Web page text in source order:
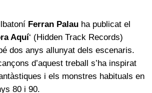
Ferran Palau ha publicat el
Aquí‘ (Hidden Track Records)
dos anys allunyat dels escenaris.
d’aquest treball s’ha inspirat
i els monstres habituals en
80 i 90.